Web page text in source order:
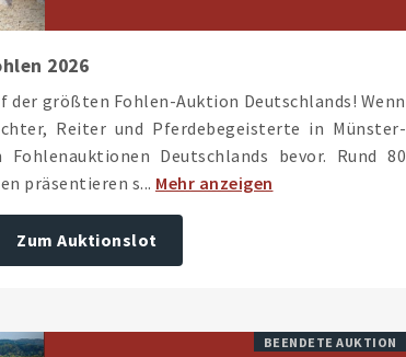
2026
der größten Fohlen-Auktion Deutschlands! Wenn
Reiter und Pferdebegeisterte in Münster-
Deutschlands bevor. Rund 80
präsentieren s... Mehr anzeigen
Zum Auktionslot
BEENDETE AUKTION